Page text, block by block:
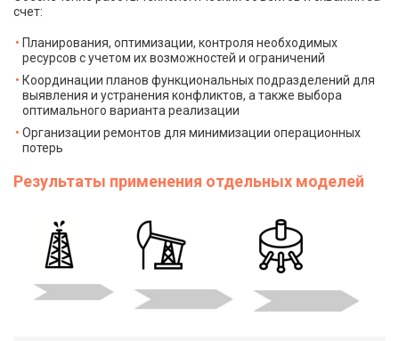
счет:
Планирования, оптимизации, контроля необходимых
ресурсов с учетом их возможностей и ограничений
Координации планов функциональных подразделений для
выявления и устранения конфликтов, а также выбора
оптимального варианта реализации
Организации ремонтов для минимизации операционных
потерь
Результаты применения отдельных моделей